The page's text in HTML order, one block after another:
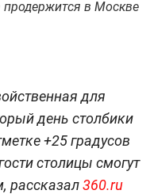
продержится в Москве
для
день столбики
+25 градусов
столицы смогут
рассказал360.ru